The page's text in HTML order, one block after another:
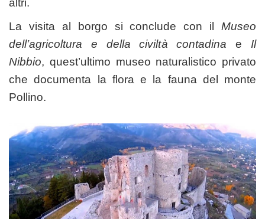
La visita al borgo si conclude con il Museo
dell’agricoltura e della civiltà contadina e Il
Nibbio, quest’ultimo museo naturalistico privato
che documenta la flora e la fauna del monte
Pollino.